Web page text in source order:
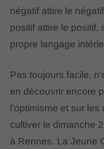
négatif attire le
positif attire le positif,
propre langage
Pas toujours facile,
en découvrir encore
l’optimisme et sur
cultiver le dimanche
à Rennes. La Jeune